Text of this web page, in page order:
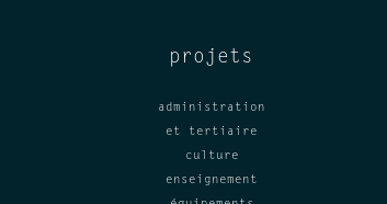
projets
administration
et tertiaire
culture
enseignement